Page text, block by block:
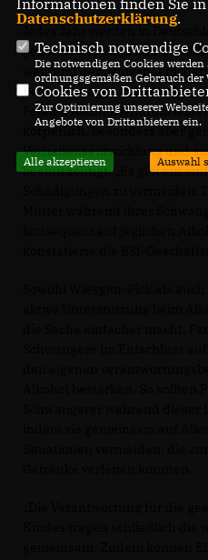
Jedes Jahr werden in
geboren, die aufgrund des
während der
Behinderungen zur Welt
Fetalen Alkoholsyndrom
körperlich, besonders aber
Verhaltensentwicklung und
beeinträchtigt. „Es gibt ein
Datenschutzerklärung.
Technisch notwendige
Die notwendigen Cookies
ordnungsgemäßen Gebrauch der
Cookies von
Zur Optimierung unserer
Angebote von Drittanbietern ein.
Alle akzeptieren Auswahl